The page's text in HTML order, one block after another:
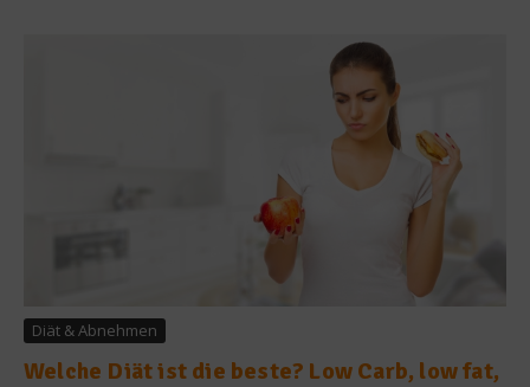
Diät & Abnehmen
Welche Diät ist die beste? Low Carb, low fat,